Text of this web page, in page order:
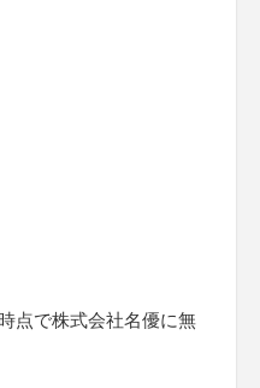
点で株式会社名優に無